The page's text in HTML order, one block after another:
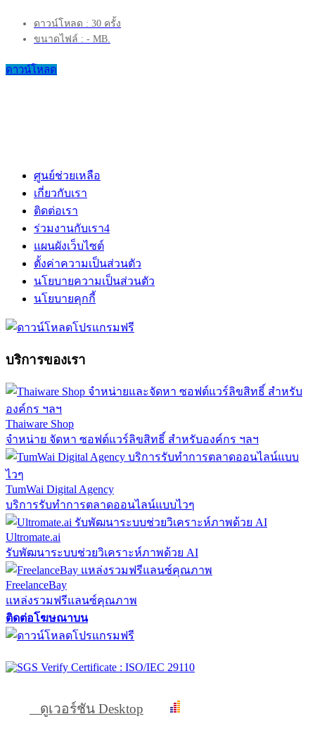
ดาวน์โหลด : 30 ครั้ง
ขนาดไฟล์ : - MB.
ดาวน์โหลด
ศูนย์ช่วยเหลือ
เกี่ยวกับเรา
ติดต่อเรา
ร่วมงานกับเรา4
แผนผังเว็บไซต์
ตั้งค่าความเป็นส่วนตัว
นโยบายความเป็นส่วนตัว
นโยบายคุกกี้
บริการของเรา
Thaiware Shop
จำหน่าย จัดหา ซอฟต์แวร์ลิขสิทธิ์ สำหรับองค์กร ฯลฯ
TumWai Digital Agency
บริการรับทำการตลาดออนไลน์แบบไวๆ
Ultromate.ai
รับพัฒนาระบบช่วยวิเคราะห์ภาพด้วย AI
FreelanceBay
แหล่งรวมฟรีแลนซ์คุณภาพ
ติดต่อโฆษณาบน
ดูเวอร์ชัน Desktop